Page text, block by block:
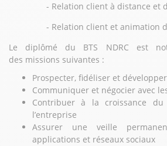
- Relation client à distance et
- Relation client et animation
Le diplômé du BTS NDRC est
des missions suivantes :
Prospecter, fidéliser et
Communiquer et négocier avec
Contribuer à la croissance du
l’entreprise
Assurer une veille
applications et réseaux sociaux